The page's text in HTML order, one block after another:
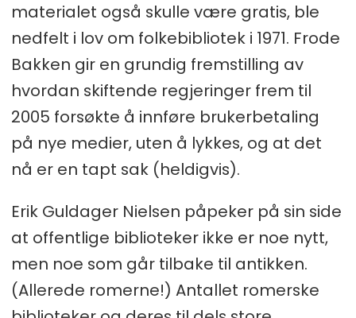
materialet også skulle være gratis, ble
nedfelt i lov om folkebibliotek i 1971. Frode
Bakken gir en grundig fremstilling av
hvordan skiftende regjeringer frem til
2005 forsøkte å innføre brukerbetaling
på nye medier, uten å lykkes, og at det
nå er en tapt sak (heldigvis).
Erik Guldager Nielsen påpeker på sin side
at offentlige biblioteker ikke er noe nytt,
men noe som går tilbake til antikken.
(Allerede romerne!) Antallet romerske